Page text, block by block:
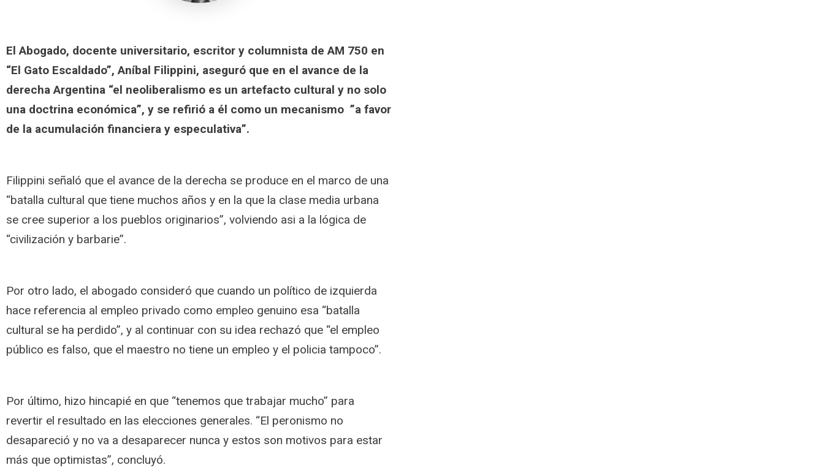
El Abogado, docente universitario, escritor y columnista de AM 750 en
“El Gato Escaldado”, Aníbal Filippini, aseguró que en el avance de la
derecha Argentina “el neoliberalismo es un artefacto cultural y no solo
una doctrina económica”, y se refirió a él como un mecanismo ”a favor
de la acumulación financiera y especulativa”.
Filippini señaló que el avance de la derecha se produce en el marco de una
“batalla cultural que tiene muchos años y en la que la clase media urbana
se cree superior a los pueblos originarios”, volviendo asi a la lógica de
“civilización y barbarie”.
Por otro lado, el abogado consideró que cuando un político de izquierda
hace referencia al empleo privado como empleo genuino esa “batalla
cultural se ha perdido”, y al continuar con su idea rechazó que “el empleo
público es falso, que el maestro no tiene un empleo y el policia tampoco”.
Por último, hizo hincapié en que “tenemos que trabajar mucho” para
revertir el resultado en las elecciones generales. “El peronismo no
desapareció y no va a desaparecer nunca y estos son motivos para estar
más que optimistas”, concluyó.